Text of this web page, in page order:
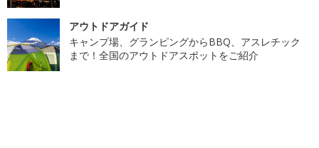
アウトドアガイド
キャンプ場、グランピングからBBQ、アスレチック
まで！全国のアウトドアスポットをご紹介